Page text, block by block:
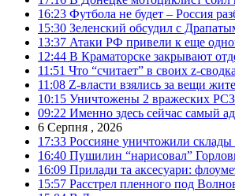
16:23 Футбола не будет – Россия
15:30 Зеленский обсудил с
13:37 Атаки РФ привели к еще
12:44 В Краматорске закрывают
11:51 Что “считает” в своих z-
11:08 Z-власти взялись за вещи
10:15 Уничтожены 2 вражеских
09:22 Именно здесь сейчас самый
6 Серпня , 2026
17:33 Россияне уничтожили склады
16:40 Пушилин “нарисовал”
16:09 Прилади та аксесуари:
15:57 Расстрел пленного под